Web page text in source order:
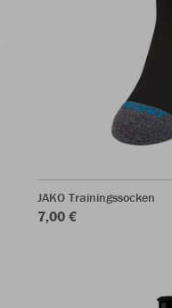
JAKO Trainingssocken
7,00 €